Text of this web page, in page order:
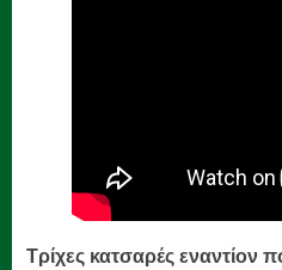
Τρίχες κατσαρές εναντίον